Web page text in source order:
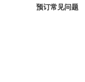
预订常见问题